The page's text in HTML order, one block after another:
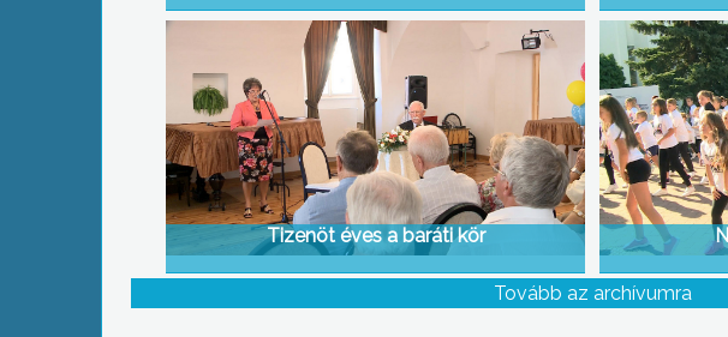
Tizenöt éves a baráti kör
Tovább az archívumra